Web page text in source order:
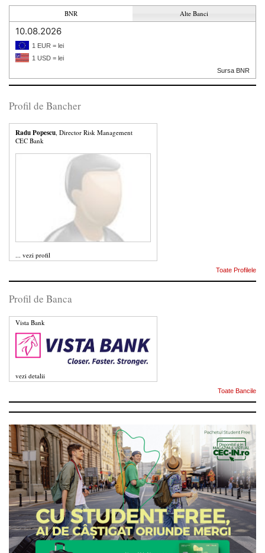
BNR Alte Banci
10.08.2026
1 EUR = lei
1 USD = lei
Sursa BNR
Profil de Bancher
Radu Popescu , Director Risk Management
CEC Bank
... vezi profil
Toate Profilele
Profil de Banca
Vista Bank
vezi detalii
Toate Bancile